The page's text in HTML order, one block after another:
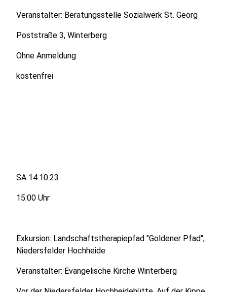
Veranstalter: Beratungsstelle Sozialwerk St. Georg
Poststraße 3, Winterberg
Ohne Anmeldung
kostenfrei
SA 14.10.23
15:00 Uhr
Exkursion: Landschaftstherapiepfad "Goldener Pfad",
Niedersfelder Hochheide
Veranstalter: Evangelische Kirche Winterberg